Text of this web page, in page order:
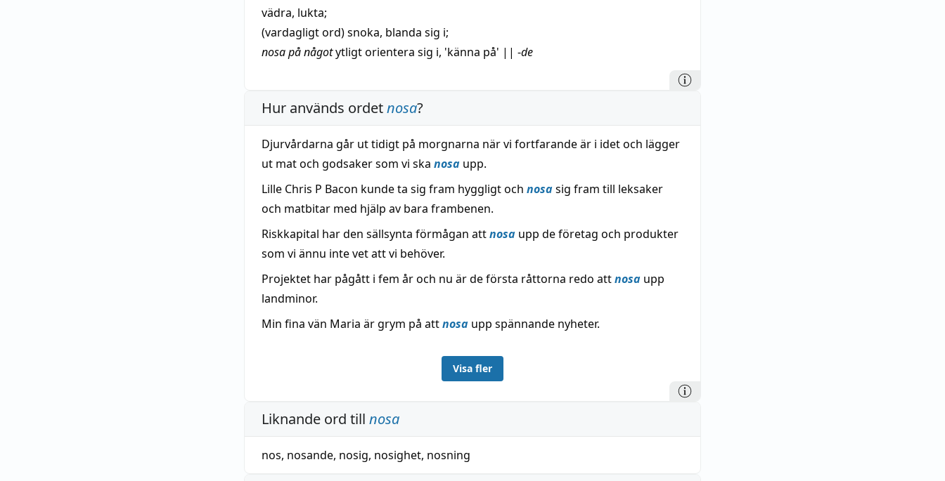
vädra, lukta;
(vardagligt ord)snoka, blanda sig i;
nosa på någotytligtorientera sig i, 'känna på' || -de
Hur används ordetnosa?
Djurvårdarna går ut tidigt på morgnarna när vi fortfarande är i idet och lägger
ut mat och godsaker som vi ska nosa upp.
Lille Chris P Bacon kunde ta sig fram hyggligt och nosasig fram till leksaker
och matbitar med hjälp av bara frambenen.
Riskkapital har den sällsynta förmågan attnosa upp de företag och produkter
som vi ännu inte vet att vi behöver.
Projektet har pågått i fem år och nu är de första råttorna redo attnosa upp
landminor.
Min fina vän Maria är grym på attnosa upp spännande nyheter.
Visa fler
Liknande ord till nosa
nos, nosande, nosig, nosighet, nosning